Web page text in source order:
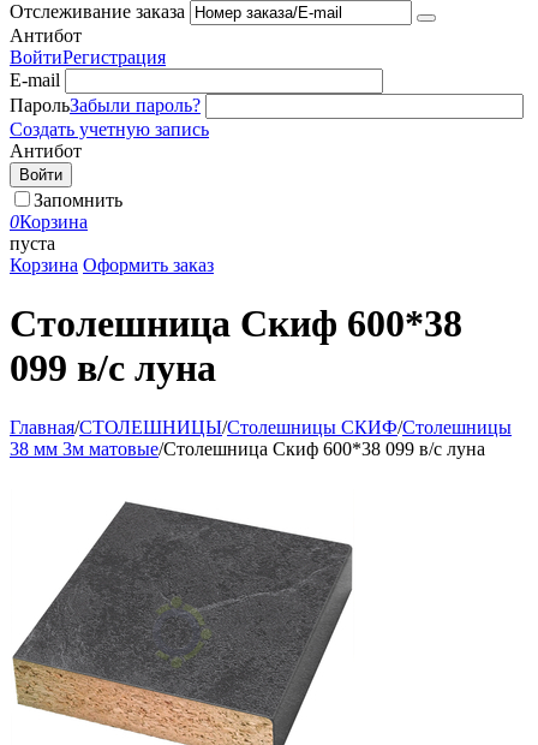
Отслеживание заказа
Антибот
ВойтиРегистрация
E-mail
ПарольЗабыли пароль?
Создать учетную запись
Антибот
Войти
Запомнить
0Корзина
пуста
Корзина Оформить заказ
Столешница Скиф 600*38
099 в/с луна
Главная/СТОЛЕШНИЦЫ/Столешницы СКИФ/Столешницы
38 мм 3м матовые/Столешница Скиф 600*38 099 в/с луна